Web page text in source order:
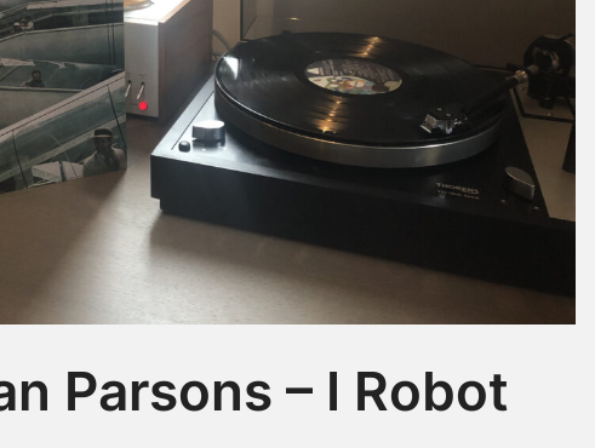
Parsons – I Robot